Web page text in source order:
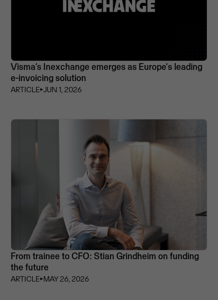
Visma’s Inexchange emerges as Europe's leading
e-invoicing solution
ARTICLE⏵JUN 1, 2026
From trainee to CFO: Stian Grindheim on funding
the future
ARTICLE⏵MAY 26, 2026